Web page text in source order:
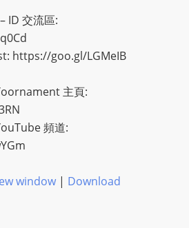
ID 交流區:
https://goo.gl/LGMeIB
主頁:
頻道:
window| Download